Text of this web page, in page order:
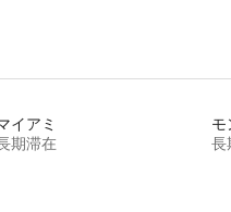
イアミ
期滞在
モ
長